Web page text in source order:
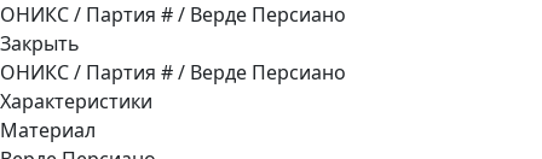
ОНИКС / Партия # / Верде Персиано
Закрыть
ОНИКС / Партия # / Верде Персиано
Характеристики
Материал